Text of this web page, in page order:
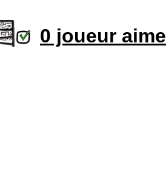
0 joueur aime